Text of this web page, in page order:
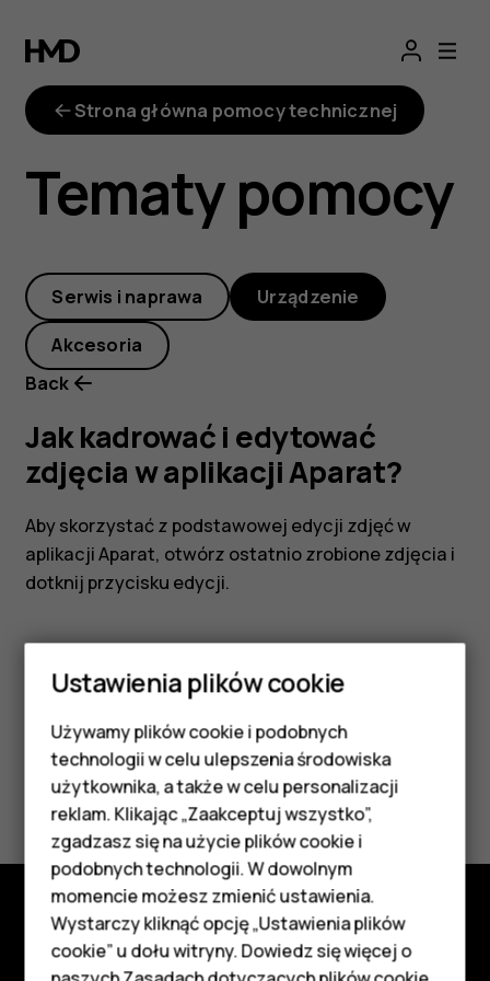
Jak
kadrować
edytować
zdjęcia
w
aplikacji
Aparat?
Smartfony
Telefony z funkcjami
podstawowymi
Akcesoria
HMD Terra M
Strona główna pomocy technicznej
Tematy pomocy
Serwis i naprawa Urządzenie
Akcesoria
Back
Jak kadrować i edytować
zdjęcia w aplikacji Aparat?
Aby skorzystać z podstawowej edycji zdjęć w
aplikacji Aparat, otwórz ostatnio zrobione zdjęcia i
dotknij przycisku edycji.
Czy te informacje były pomocne?
Tak Nie
Poznaj
Ustawienia plików cookie
Używamy plików cookie i podobnych
technologii w celu ulepszenia środowiska
użytkownika, a także w celu personalizacji
reklam. Klikając „Zaakceptuj wszystko”,
zgadzasz się na użycie plików cookie i
podobnych technologii. W dowolnym
momencie możesz zmienić ustawienia.
Wystarczy kliknąć opcję „Ustawienia plików
cookie” u dołu witryny. Dowiedz się więcej o